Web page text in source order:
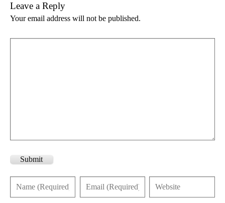
Leave a Reply
Your email address will not be published.
Submit